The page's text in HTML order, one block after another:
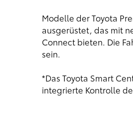
Modelle der Toyota
ausgerüstet, das mit
Connect bieten. Die
sein.
*Das Toyota Smart
integrierte Kontrolle